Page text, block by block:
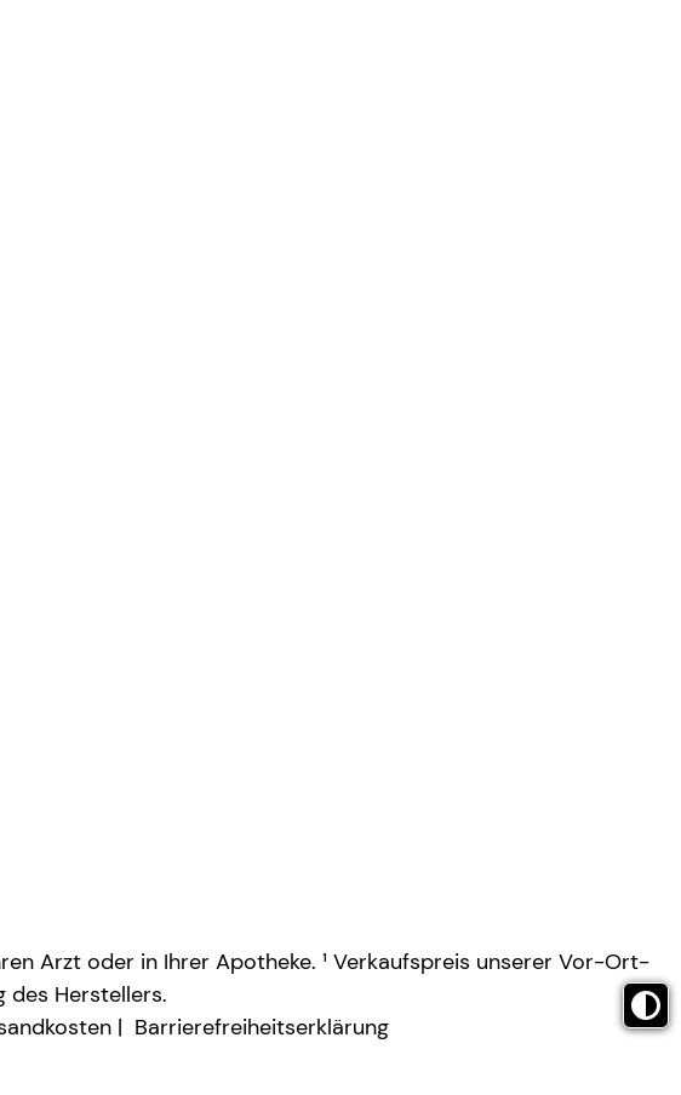
Arzt oder in Ihrer Apotheke. ¹ Verkaufspreis unserer Vor-Ort-
des Herstellers.
Barrierefreiheitserklärung